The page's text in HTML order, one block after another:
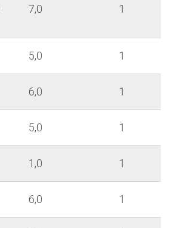
7,0 1
5,0 1
6,0 1
5,0 1
1,0 1
6,0 1